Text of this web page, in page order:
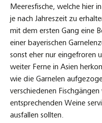
Meeresfische, welche hier
je nach Jahreszeit zu
mit dem ersten Gang eine
einer bayerischen
sonst eher nur eingefroren
weiter Ferne in Asien
wie die Garnelen
verschiedenen
entsprechenden Weine
ausfallen sollten.